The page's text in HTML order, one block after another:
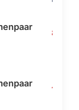
86,00